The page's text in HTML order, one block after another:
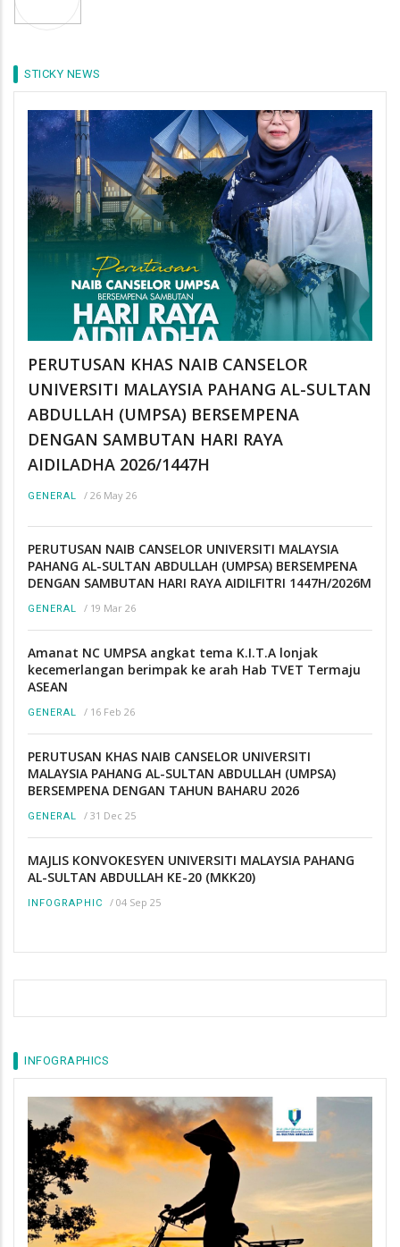
STICKY NEWS
PERUTUSAN KHAS NAIB CANSELOR
UNIVERSITI MALAYSIA PAHANG AL-SULTAN
ABDULLAH (UMPSA) BERSEMPENA
DENGAN SAMBUTAN HARI RAYA
AIDILADHA 2026/1447H
GENERAL / 26 May 26
PERUTUSAN NAIB CANSELOR UNIVERSITI MALAYSIA
PAHANG AL-SULTAN ABDULLAH (UMPSA) BERSEMPENA
DENGAN SAMBUTAN HARI RAYA AIDILFITRI 1447H/2026M
GENERAL / 19 Mar 26
Amanat NC UMPSA angkat tema K.I.T.A lonjak
kecemerlangan berimpak ke arah Hab TVET Termaju
ASEAN
GENERAL / 16 Feb 26
PERUTUSAN KHAS NAIB CANSELOR UNIVERSITI
MALAYSIA PAHANG AL-SULTAN ABDULLAH (UMPSA)
BERSEMPENA DENGAN TAHUN BAHARU 2026
GENERAL / 31 Dec 25
MAJLIS KONVOKESYEN UNIVERSITI MALAYSIA PAHANG
AL-SULTAN ABDULLAH KE-20 (MKK20)
INFOGRAPHIC / 04 Sep 25
INFOGRAPHICS